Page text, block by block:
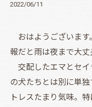
2022/06/11
おはようございます
報だと雨は夜まで大丈
交配したエマとセイ
の犬たちとは別に単
トレスたまり気味。